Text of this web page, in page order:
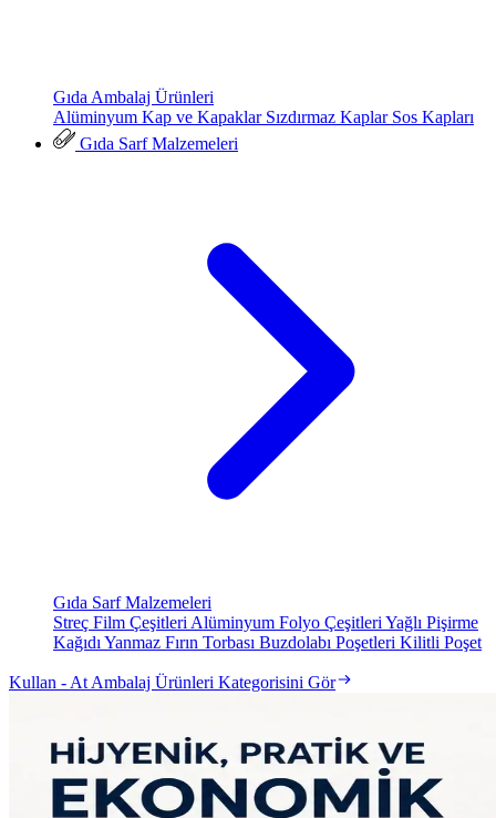
Gıda Ambalaj Ürünleri
Alüminyum Kap ve Kapaklar Sızdırmaz Kaplar Sos Kapları
Gıda Sarf Malzemeleri
Gıda Sarf Malzemeleri
Streç Film Çeşitleri Alüminyum Folyo Çeşitleri Yağlı Pişirme
Kağıdı Yanmaz Fırın Torbası Buzdolabı Poşetleri Kilitli Poşet
Kullan - At Ambalaj Ürünleri Kategorisini Gör